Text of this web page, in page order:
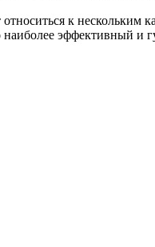
к нескольким
наиболее эффективный и